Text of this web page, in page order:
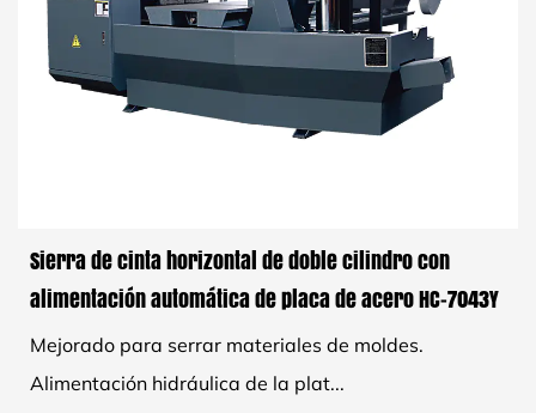
Sierra de cinta horizontal de doble cilindro con
alimentación automática de placa de acero HC-7043Y
Mejorado para serrar materiales de moldes.
Alimentación hidráulica de la plat...